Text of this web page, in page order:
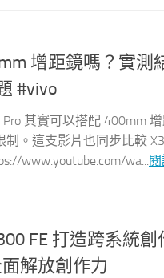
增距鏡嗎？實
#vivo
其實可以搭配 400mm
。這支影片也同步比較
www.youtube.com/wa...
FE 打造跨系統
解放創作力